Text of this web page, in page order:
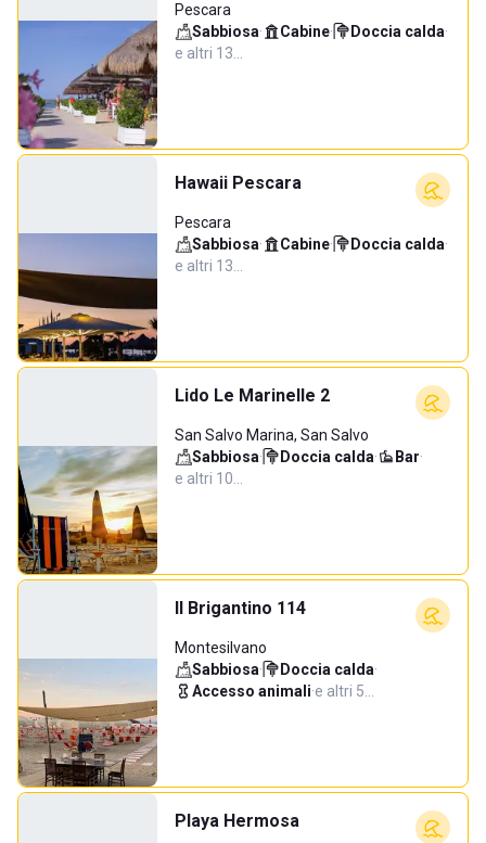
Pescara
Sabbiosa· Cabine· Doccia calda·
e altri 13…
Hawaii Pescara
Pescara
Sabbiosa· Cabine· Doccia calda·
e altri 13…
Lido Le Marinelle 2
San Salvo Marina, San Salvo
Sabbiosa· Doccia calda· Bar·
e altri 10…
Il Brigantino 114
Montesilvano
Sabbiosa· Doccia calda·
Accesso animali·e altri 5…
Playa Hermosa